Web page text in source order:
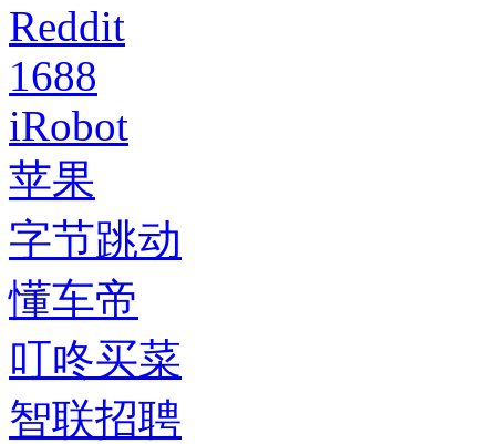
Reddit
1688
iRobot
苹果
字节跳动
懂车帝
叮咚买菜
智联招聘